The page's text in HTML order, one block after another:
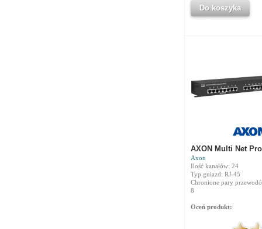
Do koszyka
AXON Multi Net
Axon
Ilość kanałów: 24
Typ gniazd: RJ-45
Chronione pary
8
Oceń produkt: